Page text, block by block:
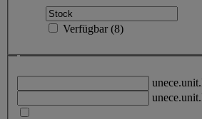
Verfügbar(8)